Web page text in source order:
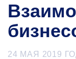
24 МАЯ 2019